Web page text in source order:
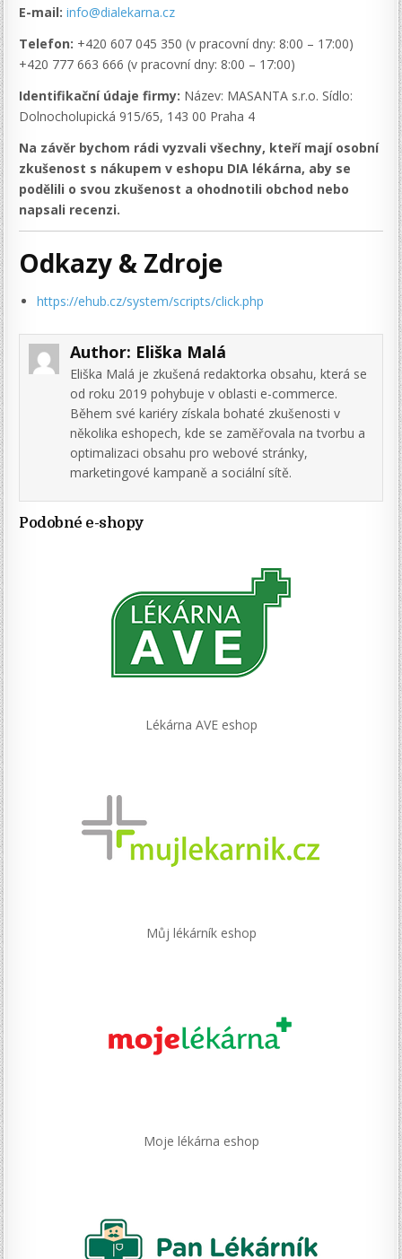
E-mail: info@dialekarna.cz
Telefon: +420 607 045 350 (v pracovní dny: 8:00 – 17:00)
+420 777 663 666 (v pracovní dny: 8:00 – 17:00)
Identifikační údaje firmy: Název: MASANTA s.r.o. Sídlo:
Dolnocholupická 915/65, 143 00 Praha 4
Na závěr bychom rádi vyzvali všechny, kteří mají osobní
zkušenost s nákupem v eshopu DIA lékárna, aby se
podělili o svou zkušenost a ohodnotili obchod nebo
napsali recenzi.
Odkazy & Zdroje
https://ehub.cz/system/scripts/click.php
Author: Eliška Malá
Eliška Malá je zkušená redaktorka obsahu, která se
od roku 2019 pohybuje v oblasti e-commerce.
Během své kariéry získala bohaté zkušenosti v
několika eshopech, kde se zaměřovala na tvorbu a
optimalizaci obsahu pro webové stránky,
marketingové kampaně a sociální sítě.
Podobné e-shopy
Lékárna AVE eshop
Můj lékárník eshop
Moje lékárna eshop